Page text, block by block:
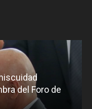
del Foro de